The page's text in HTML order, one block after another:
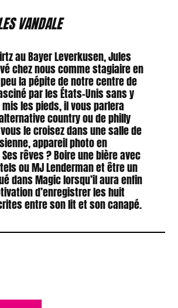
VANDALE
au Bayer Leverkusen, Jules
chez nous comme stagiaire en
la pépite de notre centre de
par les États-Unis sans y
les pieds, il vous parlera
country ou de philly
le croisez dans une salle de
appareil photo en
rêves ? Boire une bière avec
ou MJ Lenderman et être un
dans Magic lorsqu’il aura enfin
d’enregistrer les huit
entre son lit et son canapé.